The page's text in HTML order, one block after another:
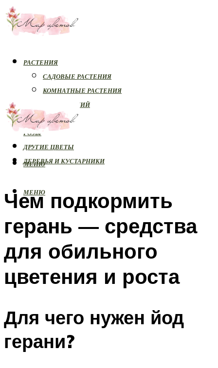
РАСТЕНИЯ
САДОВЫЕ РАСТЕНИЯ
КОМНАТНЫЕ РАСТЕНИЯ
БОЛЕЗНИ РАСТЕНИЙ
ОРХИДЕИ
РОЗЫ
ДРУГИЕ ЦВЕТЫ
ДЕРЕВЬЯ И КУСТАРНИКИ
МЕНЮ
МЕНЮ
Чем подкормить
герань — средства
для обильного
цветения и роста
Для чего нужен йод
герани?